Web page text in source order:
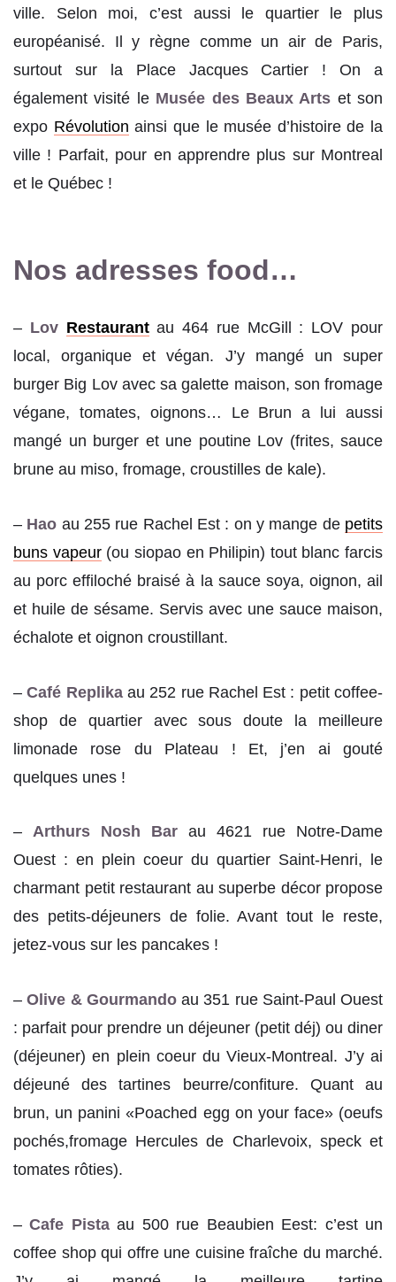
ville. Selon moi, c’est aussi le quartier le plus
européanisé. Il y règne comme un air de Paris,
surtout sur la Place Jacques Cartier ! On a
également visité le Musée des Beaux Arts et son
expo Révolution ainsi que le musée d’histoire de la
ville ! Parfait, pour en apprendre plus sur Montreal
et le Québec !
Nos adresses food…
– Lov Restaurantau 464 rue McGill : LOV pour
local, organique et végan. J’y mangé un super
burger Big Lov avec sa galette maison, son fromage
végane, tomates, oignons… Le Brun a lui aussi
mangé un burger et une poutine Lov (frites, sauce
brune au miso, fromage, croustilles de kale).
– Hao au 255 rue Rachel Est : on y mange de petits
buns vapeur(ou siopao en Philipin) tout blanc farcis
au porc effiloché braisé à la sauce soya, oignon, ail
et huile de sésame. Servis avec une sauce maison,
échalote et oignon croustillant.
–Café Replikaau 252 rue Rachel Est : petit coffee-
shop de quartier avec sous doute la meilleure
limonade rose du Plateau ! Et, j’en ai gouté
quelques unes !
– Arthurs Nosh Bar au 4621 rue Notre-Dame
Ouest : en plein coeur du quartier Saint-Henri, le
charmant petit restaurant au superbe décor propose
des petits-déjeuners de folie. Avant tout le reste,
jetez-vous sur les pancakes !
–Olive & Gourmandoau 351 rue Saint-Paul Ouest
: parfait pour prendre un déjeuner (petit déj) ou diner
(déjeuner) en plein coeur du Vieux-Montreal. J’y ai
déjeuné des tartines beurre/confiture. Quant au
brun, un panini «Poached egg on your face» (oeufs
pochés,fromage Hercules de Charlevoix, speck et
tomates rôties).
–Cafe Pistaau 500 rue Beaubien Eest: c’est un
coffee shop qui offre une cuisine fraîche du marché.